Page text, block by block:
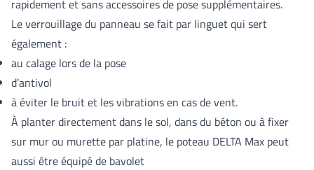
rapidement et sans accessoires de pose supplémentaires.
Le verrouillage du panneau se fait par linguet qui sert
également :
au calage lors de la pose
d’antivol
à éviter le bruit et les vibrations en cas de vent.
À planter directement dans le sol, dans du béton ou à fixer
sur mur ou murette par platine, le poteau DELTA Max peut
aussi être équipé de bavolet